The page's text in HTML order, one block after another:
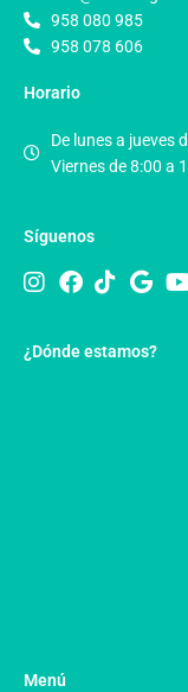
958 080 985
958 078 606
Horario
De lunes a jueves
Viernes de 8:00 a
Síguenos
¿Dónde estamos?
Menú